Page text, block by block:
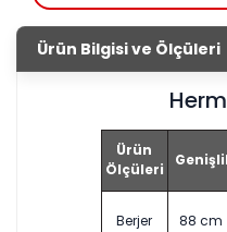
Ürün Bilgisi ve Ölçüleri
Ürün
Ölçüleri
Berjer 88 cm